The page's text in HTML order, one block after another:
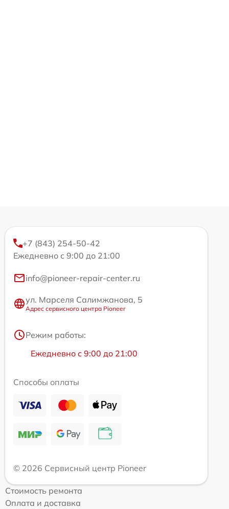
+7 (843) 254-50-42
Ежедневно с 9:00 до 21:00
info@pioneer-repair-center.ru
ул. Марселя Салимжанова, 5
Адрес сервисного центра Pioneer
Режим работы:
Ежедневно с 9:00 до 21:00
Способы оплаты
© 2026 Сервисный центр Pioneer
Стоимость ремонта
Оплата и доставка